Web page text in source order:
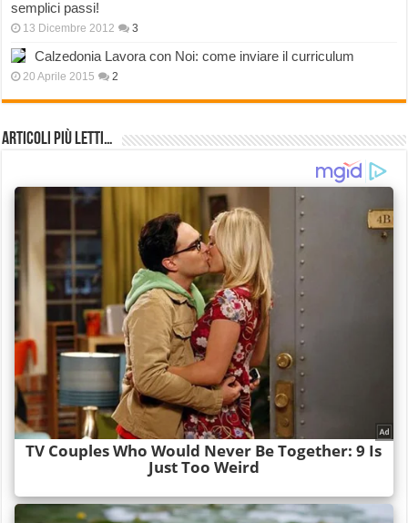
semplici passi!
13 Dicembre 2012 3
Calzedonia Lavora con Noi: come inviare il curriculum
20 Aprile 2015 2
Articoli più Letti…